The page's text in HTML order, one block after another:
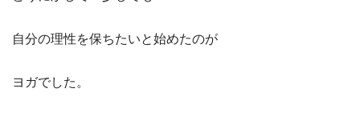
自分の理性を保ちたいと始めたのが
ヨガでした。